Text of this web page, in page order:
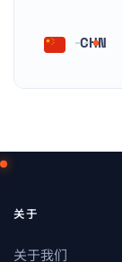
CHN
关于
关于我们